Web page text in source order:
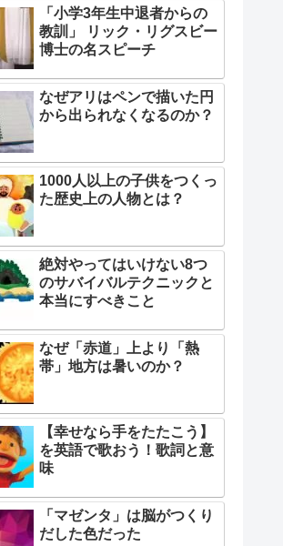
「小学3年生中退者からの
教訓」 リック・リグスビー
博士の名スピーチ
なぜアリはペンで描いた円
から出られなくなるのか？
1000人以上の子供をつくっ
た歴史上の人物とは？
絶対やってはいけない8つ
のサバイバルテクニックと
本当にすべきこと
なぜ「赤道」上より「熱
帯」地方は暑いのか？
【幸せなら手をたたこう】
を英語で歌おう！歌詞と意
味
「マゼンタ」は脳がつくり
だした色だった